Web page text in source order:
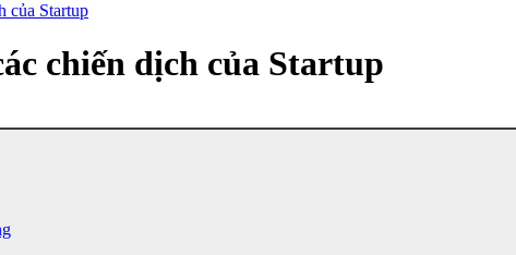
của Startup
chiến dịch của Startup